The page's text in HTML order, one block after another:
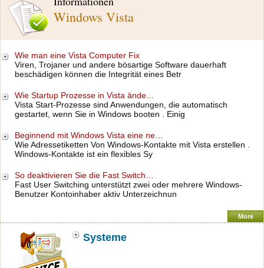
Windows Vista
Wie man eine Vista Computer Fix
Viren, Trojaner und andere bösartige Software dauerhaft
beschädigen können die Integrität eines Betr
Wie Startup Prozesse in Vista ände…
Vista Start-Prozesse sind Anwendungen, die automatisch
gestartet, wenn Sie in Windows booten . Einig
Beginnend mit Windows Vista eine ne…
Wie Adressetiketten Von Windows-Kontakte mit Vista erstellen .
Windows-Kontakte ist ein flexibles Sy
So deaktivieren Sie die Fast Switch…
Fast User Switching unterstützt zwei oder mehrere Windows-
Benutzer Kontoinhaber aktiv Unterzeichnun
More
Systeme